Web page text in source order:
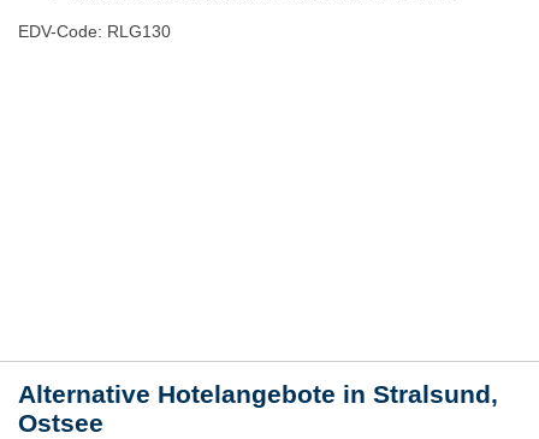
EDV-Code: RLG130
Alternative Hotelangebote in Stralsund,
Ostsee